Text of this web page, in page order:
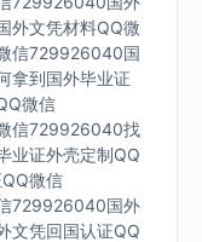
外文凭材料QQ微
信729926040国
拿到国外毕业证
微信
信729926040找
业证外壳定制QQ
微信
729926040国外
文凭回国认证QQ